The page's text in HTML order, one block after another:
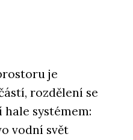
je
rozdělení se
systémem:
vodní svět